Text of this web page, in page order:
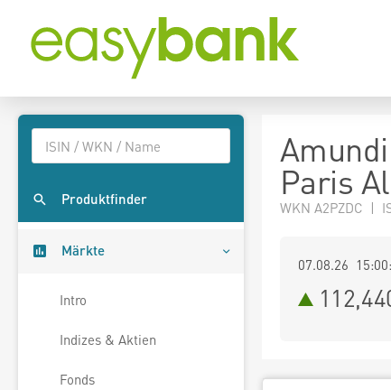
Produktfinder
Märkte
Intro
Indizes & Aktien
Fonds
Paris
WKN A2PZDC |
07.08.26